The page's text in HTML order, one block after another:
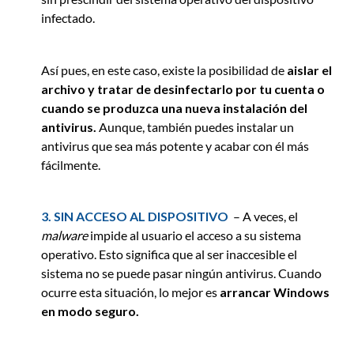
infectado.
Así pues, en este caso, existe la posibilidad de aislar el
archivo y tratar de desinfectarlo por tu cuenta o
cuando se produzca una nueva instalación del
antivirus. Aunque, también puedes instalar un
antivirus que sea más potente y acabar con él más
fácilmente.
3. SIN ACCESO AL DISPOSITIVO – A veces, el
malwareimpide al usuario el acceso a su sistema
operativo. Esto significa que al ser inaccesible el
sistema no se puede pasar ningún antivirus. Cuando
ocurre esta situación, lo mejor es arrancar Windows
en modo seguro.